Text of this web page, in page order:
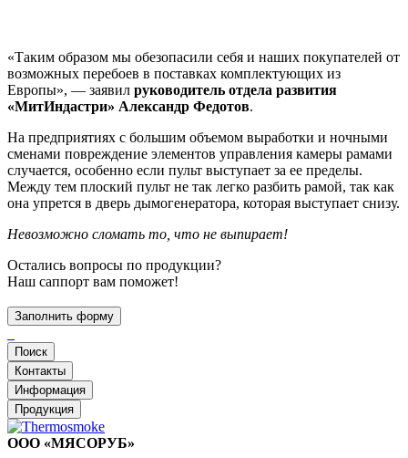
«Таким образом мы обезопасили себя и наших покупателей от
возможных перебоев в поставках комплектующих из
Европы», — заявил руководитель отдела развития
«МитИндастри» Александр Федотов.
На предприятиях с большим объемом выработки и ночными
сменами повреждение элементов управления камеры рамами
случается, особенно если пульт выступает за ее пределы.
Между тем плоский пульт не так легко разбить рамой, так как
она упрется в дверь дымогенератора, которая выступает снизу.
Невозможно сломать то, что не выпирает!
Остались вопросы по продукции?
Наш саппорт вам поможет!
Заполнить форму
Поиск
Контакты
Информация
Продукция
ООО «МЯСОРУБ»